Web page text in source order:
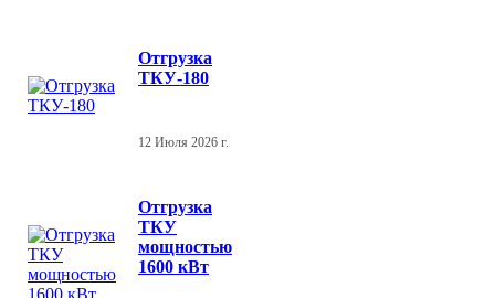
Отгрузка
ТКУ-180
12 Июля 2026 г.
Отгрузка
ТКУ
мощностью
1600 кВт